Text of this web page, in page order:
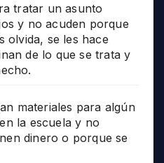
tratar un asunto
y no acuden porque
olvida, se les hace
de lo que se trata y
materiales para algún
la escuela y no
dinero o porque se